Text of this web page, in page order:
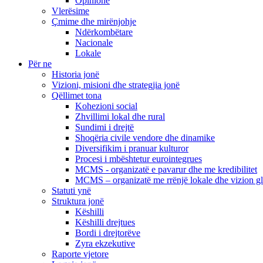
Vlerësime
Çmime dhe mirënjohje
Ndërkombëtare
Nacionale
Lokale
Për ne
Historia jonë
Vizioni, misioni dhe strategjia jonë
Qëllimet tona
Kohezioni social
Zhvillimi lokal dhe rural
Sundimi i drejtë
Shoqëria civile vendore dhe dinamike
Diversifikim i pranuar kulturor
Procesi i mbështetur eurointegrues
MCMS - organizatë e pavarur dhe me kredibilitet
MCMS – organizatë me rrënjë lokale dhe vizion
Statuti ynë
Struktura jonë
Këshilli
Këshilli drejtues
Bordi i drejtorëve
Zyra ekzekutive
Raporte vjetore